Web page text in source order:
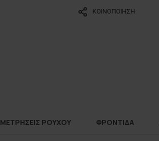
ΚΟΙΝΟΠΟΙΗΣΗ
ΜΕΤΡΗΣΕΙΣ ΡΟΥΧΟΥ ΦΡΟΝΤΙΔΑ